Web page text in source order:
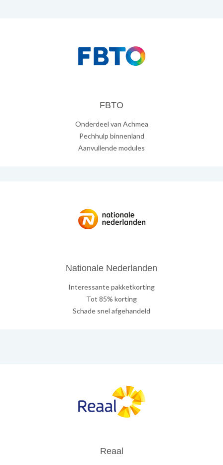
FBTO
Onderdeel van Achmea
Pechhulp binnenland
Aanvullende modules
Nationale Nederlanden
Interessante pakketkorting
Tot 85% korting
Schade snel afgehandeld
Reaal